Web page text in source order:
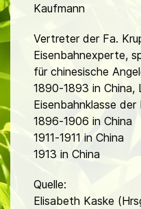
Kaufmann
Vertreter der Fa.
Eisenbahnexperte,
für chinesische
1890-1893 in China,
Eisenbahnklasse
1896-1906 in China
1911-1911 in China
1913 in China
Quelle:
Elisabeth Kaske